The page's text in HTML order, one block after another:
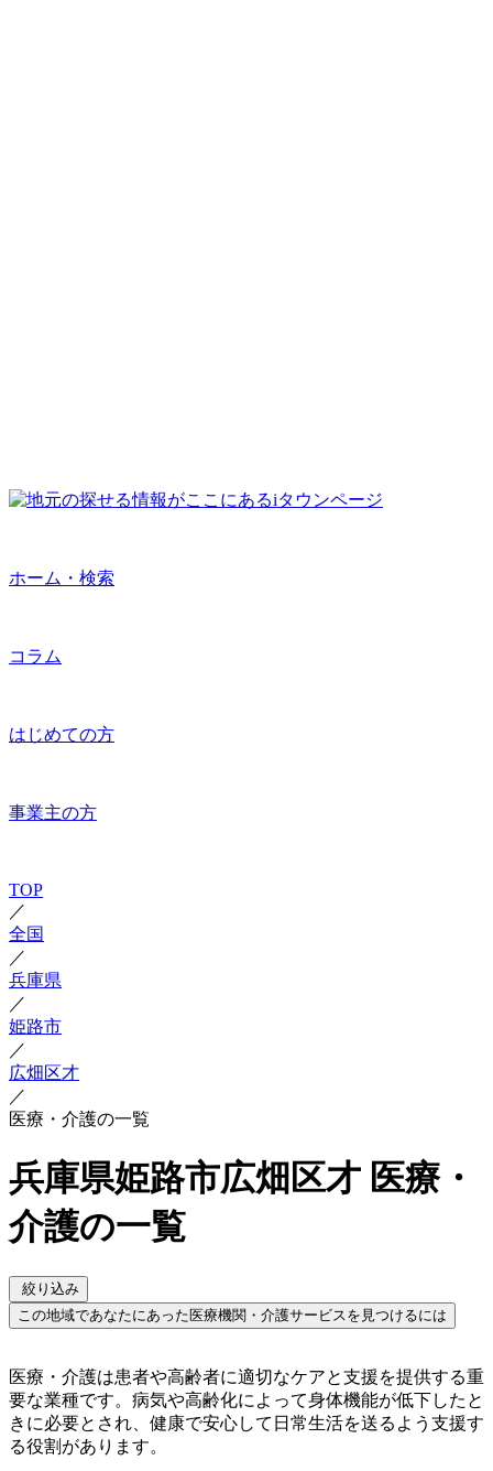
ホーム・検索
コラム
はじめての方
事業主の方
TOP
／
全国
／
兵庫県
／
姫路市
／
広畑区才
／
医療・介護の一覧
兵庫県姫路市広畑区才 医療・
介護の一覧
絞り込み
この地域であなたにあった医療機関・介護サービスを見つけるには
医療・介護は患者や高齢者に適切なケアと支援を提供する重
要な業種です。病気や高齢化によって身体機能が低下したと
きに必要とされ、健康で安心して日常生活を送るよう支援す
る役割があります。